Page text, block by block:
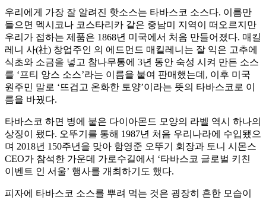
우리에게 가장 잘 알려진 핫소스는 타바스코 소스다. 이름만
들으면 멕시코나 코스타리카 같은 중남미 지역이 떠오르지만
우리가 접하는 제품은 1868년 미국에서 처음 만들어졌다. 매킬
레니 사(社) 창업주인 의 에드먼드 매킬레니는 잘 익은 고추에
식초와 소금을 넣고 참나무통에 3년 동안 숙성 시켜 만든 소스
를 ‘프티 앙스 소스’라는 이름을 붙여 판매했는데, 이후 미국
원주민 말로 ‘뜨겁고 온화한 토양’이라는 뜻의 타바스코로 이
름을 바꿨다.
타바스코 하면 병에 붙은 다이아몬드 모양의 라벨 역시 하나의
상징이 됐다. 오뚜기를 통해 1987년 처음 우리나라에 수입됐으
며 2018년 150주년을 맞아 함영준 오뚜기 회장과 토니 시몬스
CEO가 참석한 가운데 가로수길에서 ‘타바스코 글로벌 키친
이벤트 인 서울’ 행사를 개최하기도 했다.
피자에 타바스코 소스를 뿌려 먹는 것은 굉장히 흔한 모습이